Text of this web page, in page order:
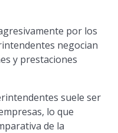
por los
negocian
y prestaciones
suele ser
lo que
de la